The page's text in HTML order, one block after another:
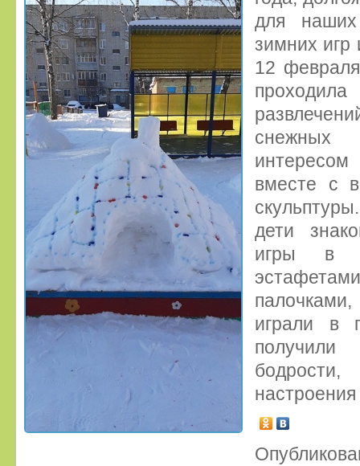
для
зимних
12
вместе с
дети
игры в
играли в
настроения